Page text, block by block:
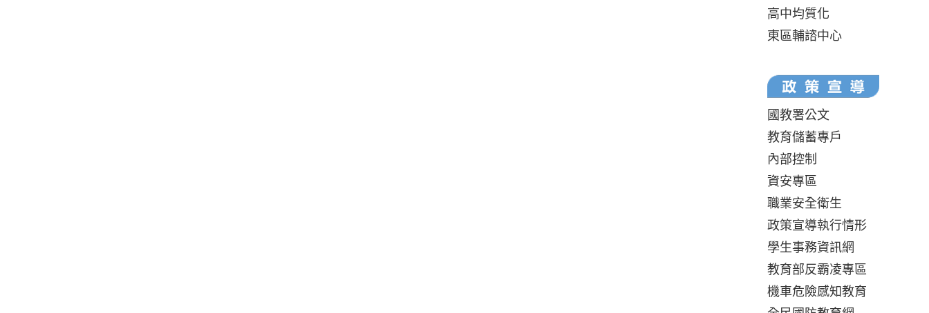
高中均質化
東區輔諮中心
國教署公文
教育儲蓄專戶
內部控制
資安專區
職業安全衛生
政策宣導執行情形
學生事務資訊網
教育部反霸凌專區
機車危險感知教育